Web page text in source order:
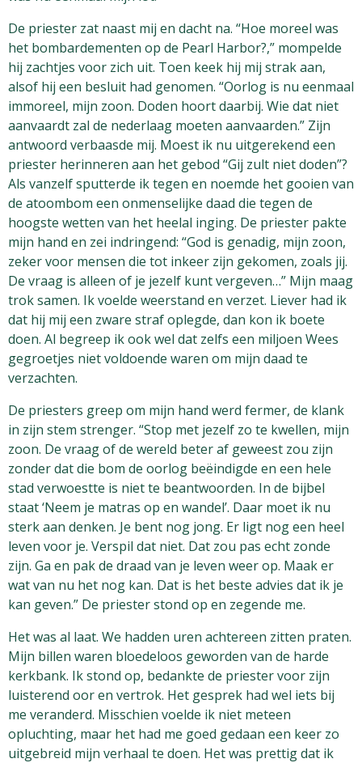
De priester zat naast mij en dacht na. “Hoe moreel was
het bombardementen op de Pearl Harbor?,” mompelde
hij zachtjes voor zich uit. Toen keek hij mij strak aan,
alsof hij een besluit had genomen. “Oorlog is nu eenmaal
immoreel, mijn zoon. Doden hoort daarbij. Wie dat niet
aanvaardt zal de nederlaag moeten aanvaarden.” Zijn
antwoord verbaasde mij. Moest ik nu uitgerekend een
priester herinneren aan het gebod “Gij zult niet doden”?
Als vanzelf sputterde ik tegen en noemde het gooien van
de atoombom een onmenselijke daad die tegen de
hoogste wetten van het heelal inging. De priester pakte
mijn hand en zei indringend: “God is genadig, mijn zoon,
zeker voor mensen die tot inkeer zijn gekomen, zoals jij.
De vraag is alleen of je jezelf kunt vergeven…” Mijn maag
trok samen. Ik voelde weerstand en verzet. Liever had ik
dat hij mij een zware straf oplegde, dan kon ik boete
doen. Al begreep ik ook wel dat zelfs een miljoen Wees
gegroetjes niet voldoende waren om mijn daad te
verzachten.
De priesters greep om mijn hand werd fermer, de klank
in zijn stem strenger. “Stop met jezelf zo te kwellen, mijn
zoon. De vraag of de wereld beter af geweest zou zijn
zonder dat die bom de oorlog beëindigde en een hele
stad verwoestte is niet te beantwoorden. In de bijbel
staat ‘Neem je matras op en wandel’. Daar moet ik nu
sterk aan denken. Je bent nog jong. Er ligt nog een heel
leven voor je. Verspil dat niet. Dat zou pas echt zonde
zijn. Ga en pak de draad van je leven weer op. Maak er
wat van nu het nog kan. Dat is het beste advies dat ik je
kan geven.” De priester stond op en zegende me.
Het was al laat. We hadden uren achtereen zitten praten.
Mijn billen waren bloedeloos geworden van de harde
kerkbank. Ik stond op, bedankte de priester voor zijn
luisterend oor en vertrok. Het gesprek had wel iets bij
me veranderd. Misschien voelde ik niet meteen
opluchting, maar het had me goed gedaan een keer zo
uitgebreid mijn verhaal te doen. Het was prettig dat ik